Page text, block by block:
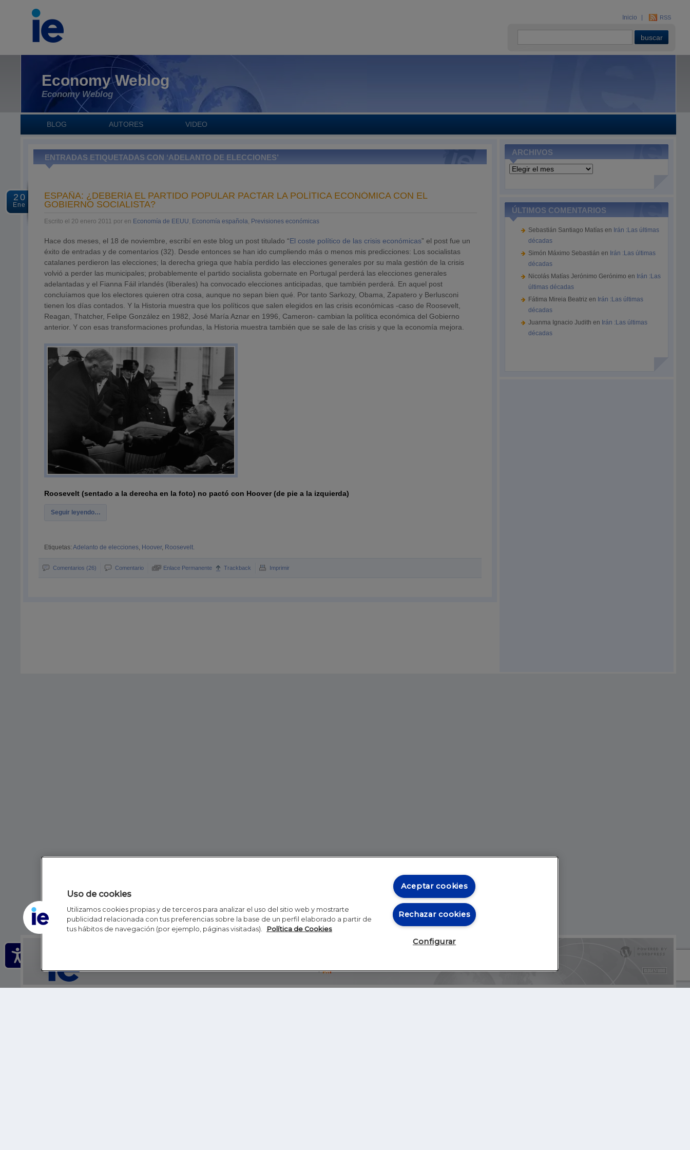
Inicio RSS
Economy Weblog
Economy Weblog
BLOG AUTORES VIDEO
ENTRADAS ETIQUETADAS CON ‘ADELANTO DE ELECCIONES’
20
Ene
ESPAÑA: ¿DEBERÍA EL PARTIDO POPULAR PACTAR LA POLÍTICA ECONÓMICA CON EL
GOBIERNO SOCIALISTA?
Escrito el 20 enero 2011 por en Economía de EEUU, Economía española, Previsiones económicas
Hace dos meses, el 18 de noviembre, escribí en este blog un post titulado “El coste político de las crisis económicas” el post fue un
éxito de entradas y de comentarios (32). Desde entonces se han ido cumpliendo más o menos mis predicciones: Los socialistas
catalanes perdieron las elecciones; la derecha griega que había perdido las elecciones generales por su mala gestión de la crisis
volvió a perder las municipales; probablemente el partido socialista gobernate en Portugal perderá las elecciones generales
adelantadas y el Fianna Fáil irlandés (liberales) ha convocado elecciones anticipadas, que también perderá. En aquel post
concluíamos que los electores quieren otra cosa, aunque no sepan bien qué. Por tanto Sarkozy, Obama, Zapatero y Berlusconi
tienen los días contados. Y la Historia muestra que los políticos que salen elegidos en las crisis económicas -caso de Roosevelt,
Reagan, Thatcher, Felipe González en 1982, José María Aznar en 1996, Cameron- cambian la política económica del Gobierno
anterior. Y con esas transformaciones profundas, la Historia muestra también que se sale de las crisis y que la economía mejora.
Roosevelt (sentado a la derecha en la foto) no pactó con Hoover (de pie a la izquierda)
Seguir leyendo…
Etiquetas:Adelanto de elecciones, Hoover, Roosevelt.
Comentarios (26) Comentario Enlace Permanente Trackback Imprimir
ARCHIVOS
Archivos
ÚLTIMOS COMENTARIOS
Sebastián Santiago Matías en Irán :Las últimas
décadas
Simón Máximo Sebastián en Irán :Las últimas
décadas
Nicolás Matías Jerónimo Gerónimo en Irán :Las
últimas décadas
Fátima Mireia Beatriz en Irán :Las últimas
décadas
Juanma Ignacio Judith en Irán :Las últimas
décadas
Inicio RSS
Uso de cookies
Utilizamos cookies propias y de terceros para analizar el uso del sitio web y mostrarte
publicidad relacionada con tus preferencias sobre la base de un perfil elaborado a partir de
tus hábitos de navegación (por ejemplo, páginas visitadas).
Política de Cookies
Aceptar cookies
Rechazar cookies
Configurar